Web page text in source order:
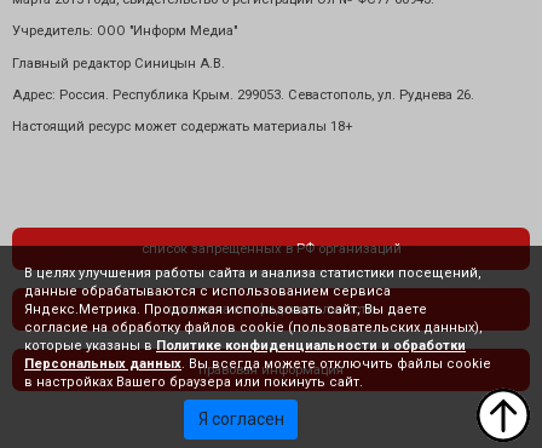
Учредитель: ООО "Информ Медиа"
Главный редактор Синицын А.В.
Адрес: Россия. Республика Крым. 299053. Севастополь, ул. Руднева 26.
Настоящий ресурс может содержать материалы 18+
список запрещенных в РФ организаций
политика конфиденциальности
правовая информация
В целях улучшения работы сайта и анализа статистики посещений,
данные обрабатываются с использованием сервиса
Яндекс.Метрика. Продолжая использовать сайт, Вы даете
согласие на обработку файлов cookie (пользовательских данных),
которые указаны в Политике конфиденциальности и обработки
Персональных данных . Вы всегда можете отключить файлы cookie
в настройках Вашего браузера или покинуть сайт.
Я согласен